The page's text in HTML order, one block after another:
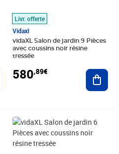
au panier
Livr. offerte
Vidaxl
vidaXL Salon de jardin 9 Pièces
avec coussins noir résine
tressée
580,89€
Prix 423,89€